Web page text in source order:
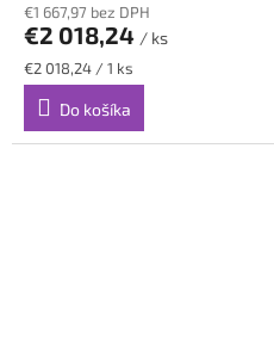
€1 667,97 bez DPH
€2 018,24 / ks
Jednotková
cena:
€2 018,24 / 1 ks
Do košíka